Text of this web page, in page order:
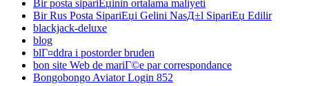
Bir posta sipariЕџinin ortalama maliyeti
Bir Rus Posta SipariЕџi Gelini NasД±l SipariЕџ Edilir
blackjack-deluxe
blog
blГ¤ddra i postorder bruden
bon site Web de mariГ©e par correspondance
Bongobongo Aviator Login 852